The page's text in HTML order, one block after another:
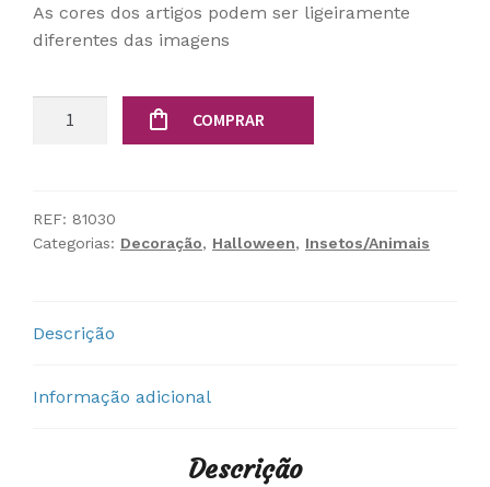
As cores dos artigos podem ser ligeiramente
diferentes das imagens
Penas
20cm
COMPRAR
REF: 81030
Categorias: Decoração, Halloween, Insetos/Animais
Descrição
Informação adicional
Descrição